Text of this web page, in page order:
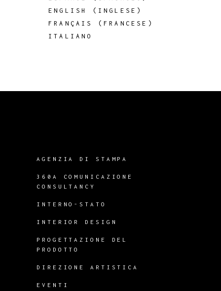
ENGLISH
( INGLESE )
FRANÇAIS
(FRANCESE )
ITALIANO
AGENZIA DI STAMPA
360A COMUNICAZIONE
CONSULTANCY
INTERNO-STATO
INTERIOR DESIGN
PROGETTAZIONE DEL
PRODOTTO
DIREZIONE ARTISTICA
EVENTI